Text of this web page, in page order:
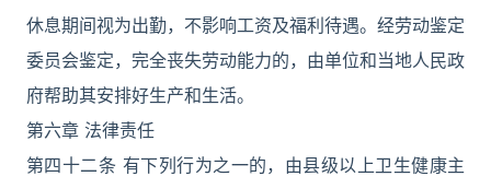
休息期间视为出勤，不影响工资及福利待遇。经劳动鉴定
委员会鉴定，完全丧失劳动能力的，由单位和当地人民政
府帮助其安排好生产和生活。
第六章 法律责任
第四十二条 有下列行为之一的，由县级以上卫生健康主